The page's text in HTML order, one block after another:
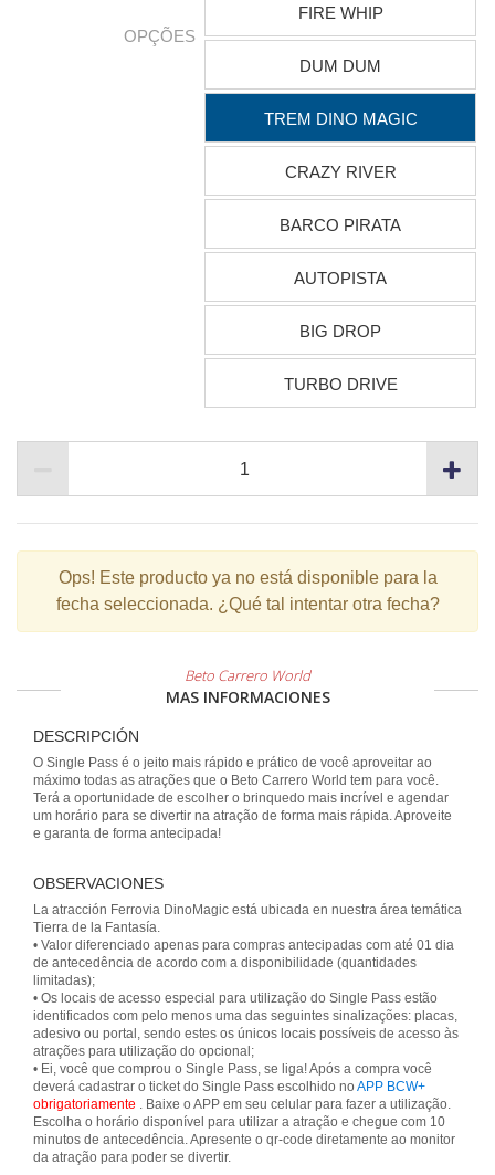
OPÇÕES
FIRE WHIP
DUM DUM
TREM DINO MAGIC
CRAZY RIVER
BARCO PIRATA
AUTOPISTA
BIG DROP
TURBO DRIVE
Ops! Este producto ya no está disponible para la
fecha seleccionada. ¿Qué tal intentar otra fecha?
Beto Carrero World
MAS INFORMACIONES
DESCRIPCIÓN
O Single Pass é o jeito mais rápido e prático de você aproveitar ao
máximo todas as atrações que o Beto Carrero World tem para você.
Terá a oportunidade de escolher o brinquedo mais incrível e agendar
um horário para se divertir na atração de forma mais rápida. Aproveite
e garanta de forma antecipada!
OBSERVACIONES
La atracción Ferrovia DinoMagic está ubicada en nuestra área temática
Tierra de la Fantasía.
• Valor diferenciado apenas para compras antecipadas com até 01 dia
de antecedência de acordo com a disponibilidade (quantidades
limitadas);
• Os locais de acesso especial para utilização do Single Pass estão
identificados com pelo menos uma das seguintes sinalizações: placas,
adesivo ou portal, sendo estes os únicos locais possíveis de acesso às
atrações para utilização do opcional;
• Ei, você que comprou o Single Pass, se liga! Após a compra você
deverá cadastrar o ticket do Single Pass escolhido no APP BCW+
obrigatoriamente . Baixe o APP em seu celular para fazer a utilização.
Escolha o horário disponível para utilizar a atração e chegue com 10
minutos de antecedência. Apresente o qr-code diretamente ao monitor
da atração para poder se divertir.